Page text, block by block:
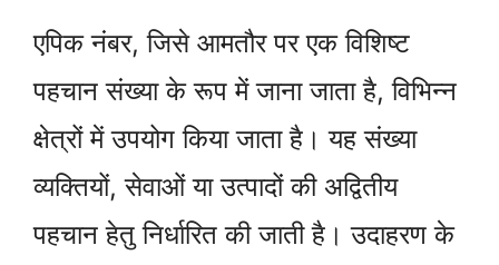
एपिक नंबर, जिसे आमतौर पर एक विशिष्ट
पहचान संख्या के रूप में जाना जाता है, विभिन्न
क्षेत्रों में उपयोग किया जाता है। यह संख्या
व्यक्तियों, सेवाओं या उत्पादों की अद्वितीय
पहचान हेतु निर्धारित की जाती है। उदाहरण के